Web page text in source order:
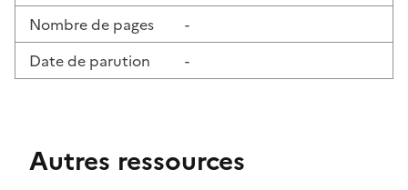
Nombre de pages
-
Date de parution
-
Autres ressources